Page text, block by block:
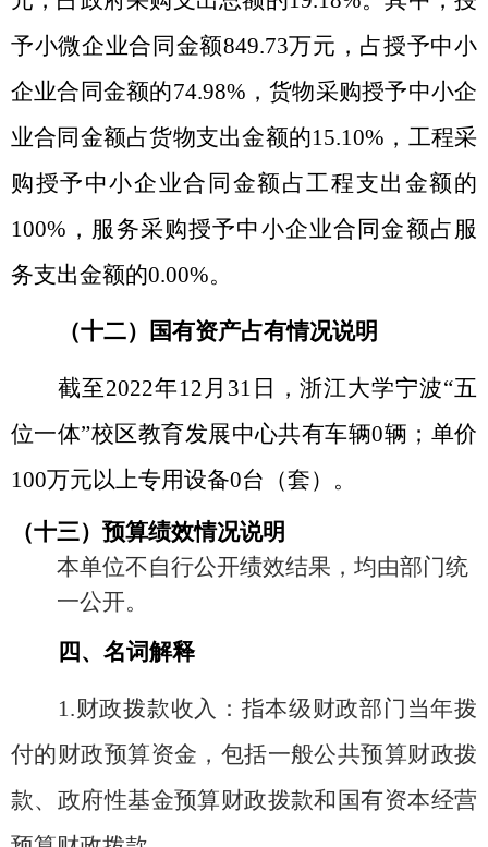
予小微企业合同金额849.73万元，占授予中小
企业合同金额的74.98% ，货物采购授予中小企
业合同金额占货物支出金额的15.10% ，工程采
购授予中小企业合同金额占工程支出金额的
100% ，服务采购授予中小企业合同金额占服
务支出金额的0.00%。
（十二）国有资产占有情况说明
截至2022年12 月 31 日，浙江大学宁波“五
位一体”校区教育发展中心共有车辆0辆；单价
100万元以上专用设备0台（套）。
（十三）预算绩效情况说明
本单位不自行公开绩效结果，均由部门统
一公开。
四、名词解释
1.财政拨款收入：指本级财政部门当年拨
付的财政预算资金，包括一般公共预算财政拨
款、政府性基金预算财政拨款和国有资本经营